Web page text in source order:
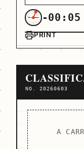
-00:05
PRINT
NO. 20260603
A